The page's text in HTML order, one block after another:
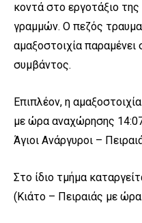
κοντά στο εργοτάξιο
γραμμών. Ο πεζός
αμαξοστοιχία παραμένει
συμβάντος.
Επιπλέον, η
με ώρα αναχώρησης
Άγιοι Ανάργυροι –
Στο ίδιο τμήμα
(Κιάτο – Πειραιάς με